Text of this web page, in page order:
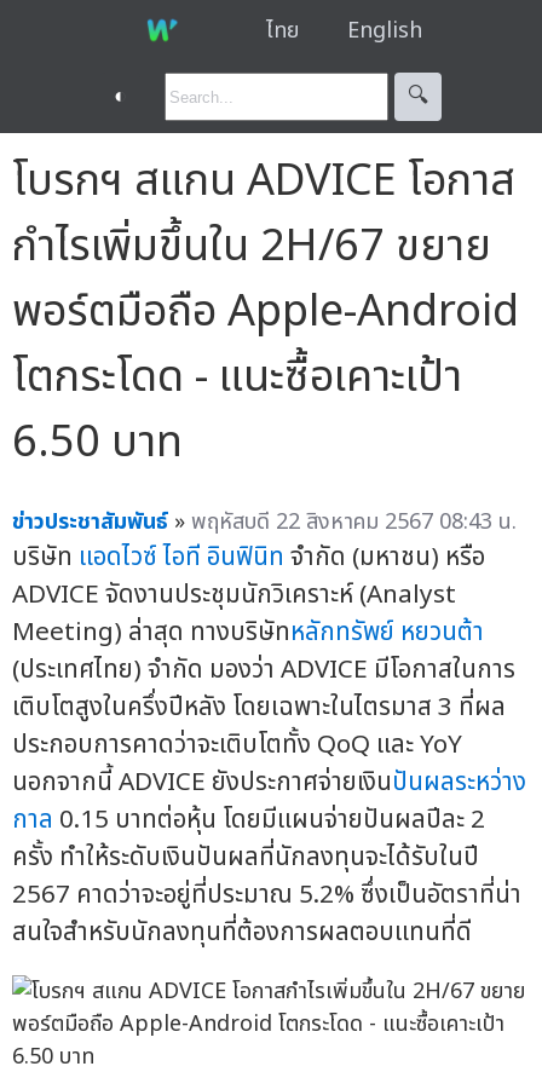
ไทย English
◐ 🔍︎
โบรกฯ สแกน ADVICE โอกาส
กำไรเพิ่มขึ้นใน 2H/67 ขยาย
พอร์ตมือถือ Apple-Android
โตกระโดด - แนะซื้อเคาะเป้า
6.50 บาท
ข่าวประชาสัมพันธ์ »พฤหัสบดี 22 สิงหาคม 2567 08:43 น.
บริษัท แอดไวซ์ ไอที อินฟินิท จำกัด (มหาชน) หรือ
ADVICE จัดงานประชุมนักวิเคราะห์ (Analyst
Meeting) ล่าสุด ทางบริษัทหลักทรัพย์ หยวนต้า
(ประเทศไทย) จำกัด มองว่า ADVICE มีโอกาสในการ
เติบโตสูงในครึ่งปีหลัง โดยเฉพาะในไตรมาส 3 ที่ผล
ประกอบการคาดว่าจะเติบโตทั้ง QoQ และ YoY
นอกจากนี้ ADVICE ยังประกาศจ่ายเงินปันผลระหว่าง
กาล 0.15 บาทต่อหุ้น โดยมีแผนจ่ายปันผลปีละ 2
ครั้ง ทำให้ระดับเงินปันผลที่นักลงทุนจะได้รับในปี
2567 คาดว่าจะอยู่ที่ประมาณ 5.2% ซึ่งเป็นอัตราที่น่า
สนใจสำหรับนักลงทุนที่ต้องการผลตอบแทนที่ดี